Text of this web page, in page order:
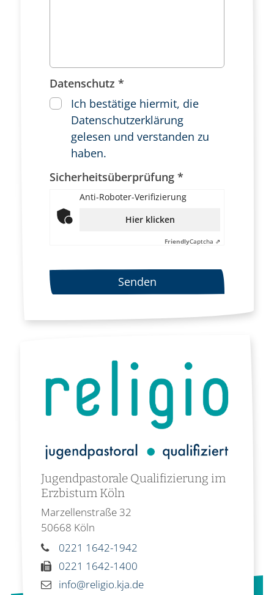
Datenschutz *
Ich bestätige hiermit, die
Datenschutzerklärung
gelesen und verstanden zu
haben.
Sicherheitsüberprüfung *
Anti-Roboter-Verifizierung
Hier klicken
FriendlyCaptcha ⇗
Jugendpastorale Qualifizierung im
Erzbistum Köln
Marzellenstraße 32
50668 Köln
0221 1642-1942
0221 1642-1400
info@religio.kja.de